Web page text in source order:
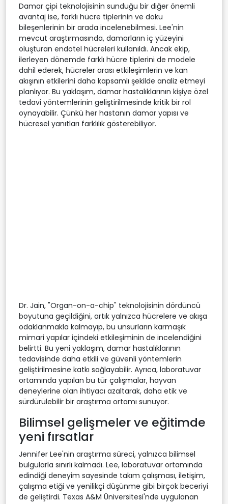
Damar çipi teknolojisinin sunduğu bir diğer önemli
avantaj ise, farklı hücre tiplerinin ve doku
bileşenlerinin bir arada incelenebilmesi. Lee'nin
mevcut araştırmasında, damarların iç yüzeyini
oluşturan endotel hücreleri kullanıldı. Ancak ekip,
ilerleyen dönemde farklı hücre tiplerini de modele
dahil ederek, hücreler arası etkileşimlerin ve kan
akışının etkilerini daha kapsamlı şekilde analiz etmeyi
planlıyor. Bu yaklaşım, damar hastalıklarının kişiye özel
tedavi yöntemlerinin geliştirilmesinde kritik bir rol
oynayabilir. Çünkü her hastanın damar yapısı ve
hücresel yanıtları farklılık gösterebiliyor.
Dr. Jain, "Organ-on-a-chip" teknolojisinin dördüncü
boyutuna geçildiğini, artık yalnızca hücrelere ve akışa
odaklanmakla kalmayıp, bu unsurların karmaşık
mimari yapılar içindeki etkileşiminin de incelendiğini
belirtti. Bu yeni yaklaşım, damar hastalıklarının
tedavisinde daha etkili ve güvenli yöntemlerin
geliştirilmesine katkı sağlayabilir. Ayrıca, laboratuvar
ortamında yapılan bu tür çalışmalar, hayvan
deneylerine olan ihtiyacı azaltarak, daha etik ve
sürdürülebilir bir araştırma ortamı sunuyor.
Bilimsel gelişmeler ve eğitimde
yeni fırsatlar
Jennifer Lee'nin araştırma süreci, yalnızca bilimsel
bulgularla sınırlı kalmadı. Lee, laboratuvar ortamında
edindiği deneyim sayesinde takım çalışması, iletişim,
çalışma etiği ve yenilikçi düşünme gibi birçok beceriyi
de geliştirdi. Texas A&M Üniversitesi'nde uygulanan